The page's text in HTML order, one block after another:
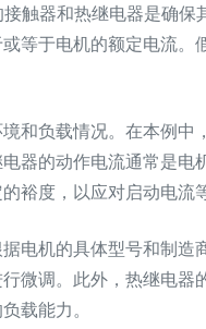
触器和热继电器是确保
等于电机的额定电流。
和负载情况。在本例中
的动作电流通常是电机
裕度，以应对启动电流
电机的具体型号和制造
微调。此外，热继电器
载能力。